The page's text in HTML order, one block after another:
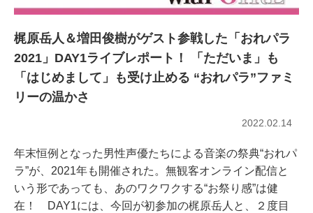
梶原岳人＆増田俊樹がゲスト参戦した「おれパラ
2021」DAY1ライブレポート！ 「ただいま」も
「はじめまして」も受け止める “おれパラ”ファミ
リーの温かさ
2022.02.14
年末恒例となった男性声優たちによる音楽の祭典“おれパ
ラ”が、2021年も開催された。無観客オンライン配信と
いう形であっても、あのワクワクする“お祭り感”は健
在！ DAY1には、今回が初参加の梶原岳人と、２度目